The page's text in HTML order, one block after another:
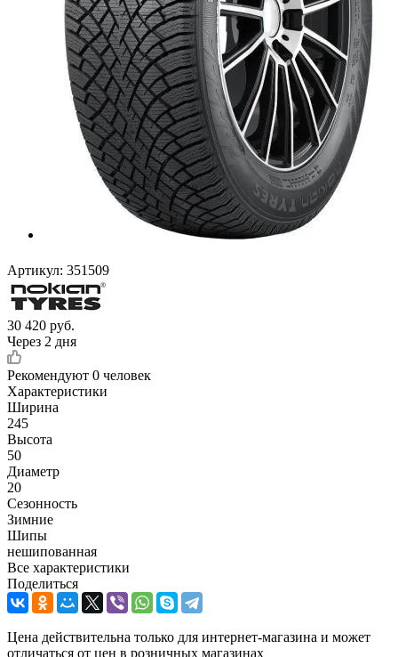
Артикул: 351509
30 420 руб.
Через 2 дня
Рекомендуют 0 человек
Характеристики
Ширина
245
Высота
50
Диаметр
20
Сезонность
Зимние
Шипы
нешипованная
Все характеристики
Поделиться
Цена действительна только для интернет-магазина и может
отличаться от цен в розничных магазинах